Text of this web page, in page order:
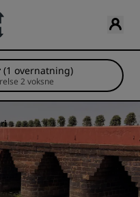
(1 overnatning)
08 aug. - 09 aug. | 1 værelse 2 voksne